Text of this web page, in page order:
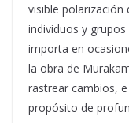
visible polarización
individuos y
importa en
la obra de
rastrear cambios,
propósito de